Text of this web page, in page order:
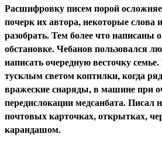
Расшифровку писем порой
почерк их автора, некоторые слова
разобрать. Тем более что написаны
обстановке. Чебанов пользовался
написать очередную весточку
тусклым светом коптилки, когда
вражеские снаряды, в машине при
передислокации медсанбата. Писал
почтовых карточках, открытках,
карандашом.